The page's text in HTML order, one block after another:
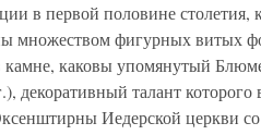
в первой половине столетия,
множеством фигурных витых
каковы упомянутый
декоративный талант которого
Иедерской церкви